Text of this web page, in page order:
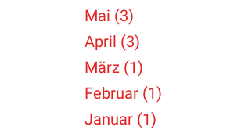
Mai (3)
April (3)
März (1)
Februar (1)
Januar (1)